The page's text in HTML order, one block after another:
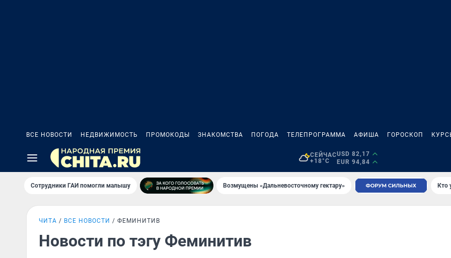
ВСЕ НОВОСТИ НЕДВИЖИМОСТЬ ПРОМОКОДЫ ЗНАКОМСТВА ПОГОДА ТЕЛЕПРОГРАММА АФИША ГОРОСКОП
СЕЙЧАС
+18°C
USD 82,17
EUR 94,84
Сотрудники ГАИ помогли малышу Возмущены «Дальневосточному гектару» Кто
ЧИТА ВСЕ НОВОСТИ ФЕМИНИТИВ
Новости по тэгу Феминитив